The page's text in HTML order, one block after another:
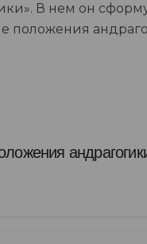
В нем он
положения